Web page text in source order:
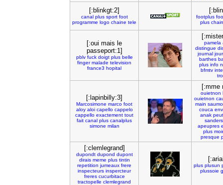
[:blinkgt:2]
canal plus sport foot
programme logo chaine tele
footplus
plus
[:oui mais le
passeport:1]
pblv fuck doigt plus belle
finger malade television
france3 hopital
pamela
distingue
journal
barthes
plus info
bfmtv
[:lapinbilly:3]
Marcosimone marco foot
aloy aloi capello cappelo
cappello exactement tout
fait canal plus canalplus
simone milan
[:mme
ouietnon
ouietnon
main
couca
anak
sanders
apeupres
plus
presque
[:clemlegrand]
dupondt dupond dupont
dirais meme plus tintin
repetition jumeaux frere
inspecteurs inspercteur
freres cucurbitace
tractopelle clemlegrand
plus plusun
plussoie